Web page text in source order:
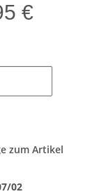
€
zum Artikel
02